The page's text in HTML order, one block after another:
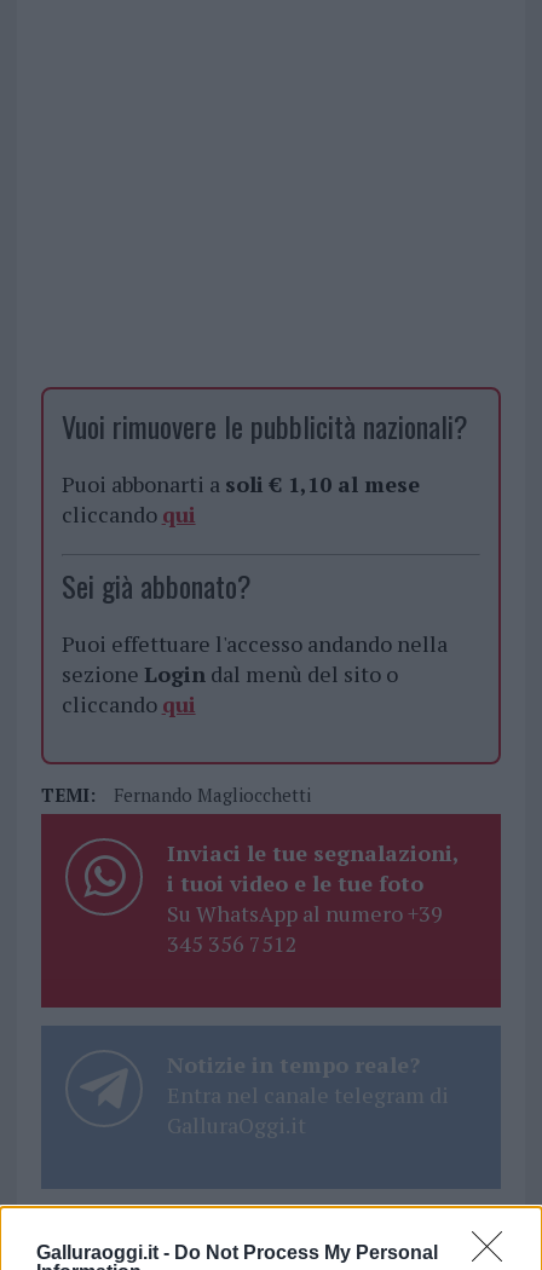
Galluraoggi.it - Do Not Process My Personal
Vuoi rimuovere le pubblicità nazionali?
Puoi abbonarti a soli € 1,10 al mese
cliccando qui
Sei già abbonato?
Puoi effettuare l'accesso andando nella
sezione Logindal menù del sito o
cliccando qui
TEMI: Fernando Magliocchetti
Inviaci le tue segnalazioni,
i tuoi video e le tue foto
Su WhatsApp al numero +39
345 356 7512
Notizie in tempo reale?
Entra nel canale telegram di
GalluraOggi.it